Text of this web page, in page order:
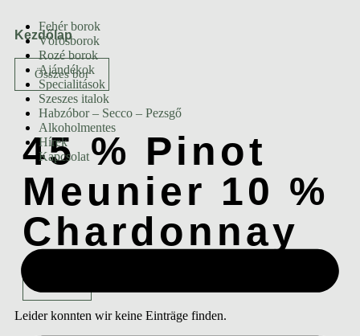
Fehér borok
Vörösborok
Rozé borok
Ajándékok
Specialitások
Szeszes italok
Habzóbor – Secco – Pezsgő
Alkoholmentes
Hírek
Kapcsolat
Kezdőlap
Összes bor
45 % Pinot
Meunier 10 %
Chardonnay
Leider konnten wir keine Einträge finden.